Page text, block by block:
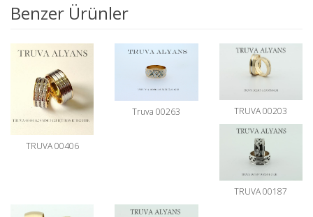
Benzer Ürünler
TRUVA 00406
Truva 00263 TRUVA 00203
TRUVA 00187